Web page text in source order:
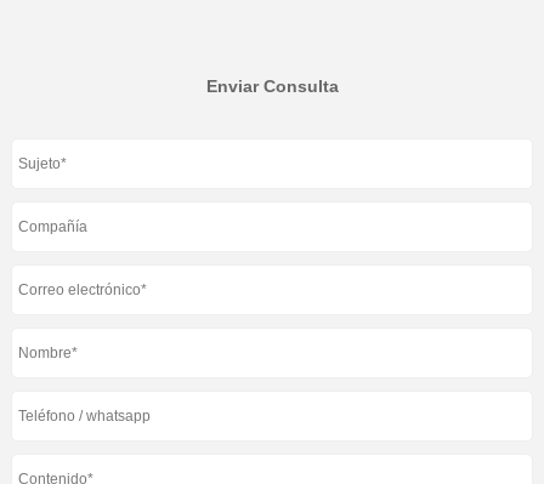
Enviar Consulta